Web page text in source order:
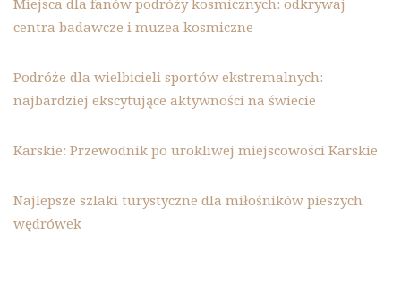
centra badawcze i muzea kosmiczne
Podróże dla wielbicieli sportów ekstremalnych:
najbardziej ekscytujące aktywności na świecie
Karskie: Przewodnik po urokliwej miejscowości Karskie
Najlepsze szlaki turystyczne dla miłośników pieszych
wędrówek